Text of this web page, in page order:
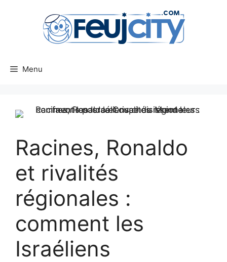
Menu
Racines, Ronaldo
et rivalités
régionales :
comment les
Israéliens